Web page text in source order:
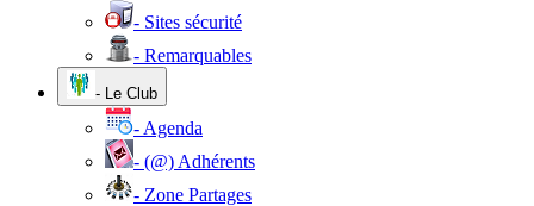
- Sites sécurité
- Remarquables
- Le Club
- Agenda
- (@) Adhérents
- Zone Partages